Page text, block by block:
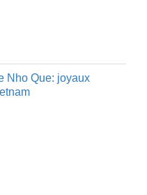
Nho Que: joyaux